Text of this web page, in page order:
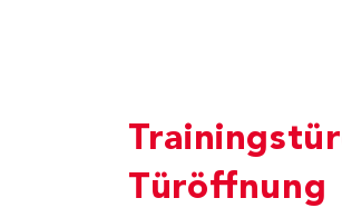
Türöffnung